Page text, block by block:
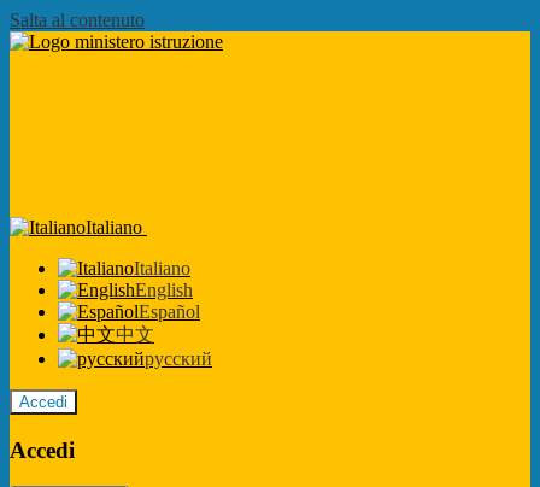
Salta al contenuto
Italiano
Italiano
English
Español
中文
русский
Accedi
Accedi